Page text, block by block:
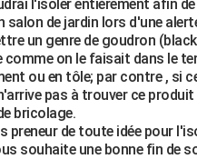
l'isoler entièrement afin
salon de jardin lors d'une
un genre de goudron
comme on le faisait dans le
ou en tôle; par contre , si
pas à trouver ce
bricolage.
preneur de toute idée pour
souhaite une bonne fin de